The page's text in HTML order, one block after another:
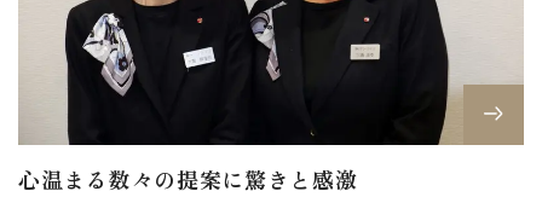
心温まる数々の提案に驚きと感激